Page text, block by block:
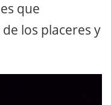
que
los placeres y